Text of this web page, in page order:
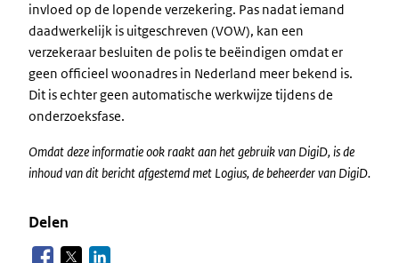
invloed op de lopende verzekering. Pas nadat iemand
daadwerkelijk is uitgeschreven (VOW), kan een
verzekeraar besluiten de polis te beëindigen omdat er
geen officieel woonadres in Nederland meer bekend is.
Dit is echter geen automatische werkwijze tijdens de
onderzoeksfase.
Omdat deze informatie ook raakt aan het gebruik van DigiD, is de
inhoud van dit bericht afgestemd met Logius, de beheerder van DigiD.
Delen